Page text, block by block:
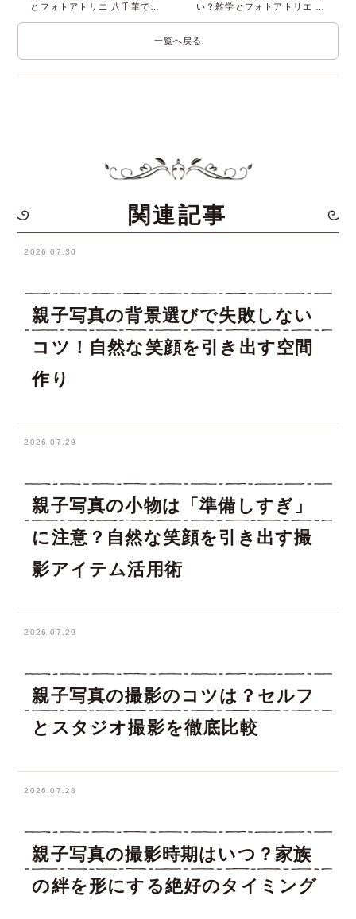
とフォトアトリエ 八千華で残
一覧へ戻る
い？雑学とフォトアトリエ 八
関連記事
2026.07.30
親子写真の背景選びで失敗しない
コツ！自然な笑顔を引き出す空間
作り
2026.07.29
親子写真の小物は「準備しすぎ」
に注意？自然な笑顔を引き出す撮
影アイテム活用術
2026.07.29
親子写真の撮影のコツは？セルフ
とスタジオ撮影を徹底比較
2026.07.28
親子写真の撮影時期はいつ？家族
の絆を形にする絶好のタイミング